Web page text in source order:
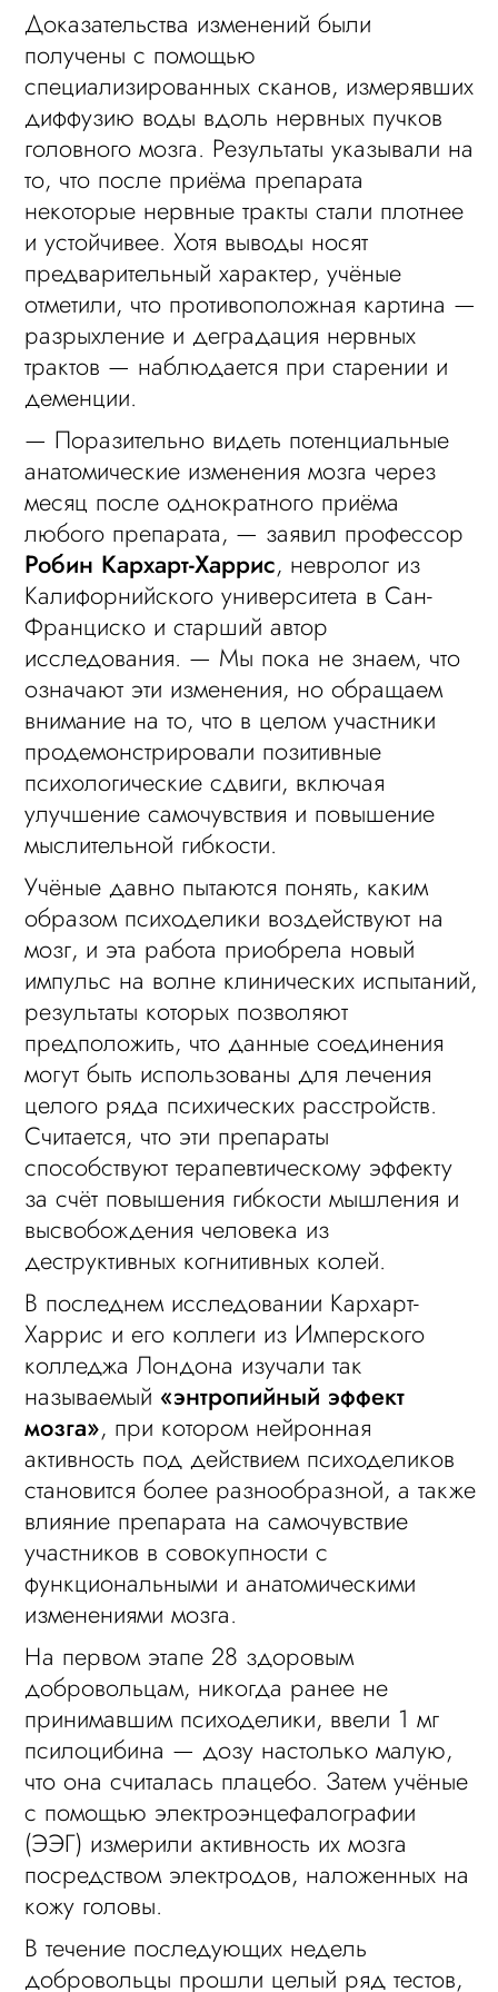
Доказательства изменений были
получены с помощью
специализированных сканов, измерявших
диффузию воды вдоль нервных пучков
головного мозга. Результаты указывали на
то, что после приёма препарата
некоторые нервные тракты стали плотнее
и устойчивее. Хотя выводы носят
предварительный характер, учёные
отметили, что противоположная картина —
разрыхление и деградация нервных
трактов — наблюдается при старении и
деменции.
— Поразительно видеть потенциальные
анатомические изменения мозга через
месяц после однократного приёма
любого препарата, — заявил профессор
Робин Кархарт-Харрис, невролог из
Калифорнийского университета в Сан-
Франциско и старший автор
исследования. — Мы пока не знаем, что
означают эти изменения, но обращаем
внимание на то, что в целом участники
продемонстрировали позитивные
психологические сдвиги, включая
улучшение самочувствия и повышение
мыслительной гибкости.
Учёные давно пытаются понять, каким
образом психоделики воздействуют на
мозг, и эта работа приобрела новый
импульс на волне клинических испытаний,
результаты которых позволяют
предположить, что данные соединения
могут быть использованы для лечения
целого ряда психических расстройств.
Считается, что эти препараты
способствуют терапевтическому эффекту
за счёт повышения гибкости мышления и
высвобождения человека из
деструктивных когнитивных колей.
В последнем исследовании Кархарт-
Харрис и его коллеги из Имперского
колледжа Лондона изучали так
называемый «энтропийный эффект
мозга», при котором нейронная
активность под действием психоделиков
становится более разнообразной, а также
влияние препарата на самочувствие
участников в совокупности с
функциональными и анатомическими
изменениями мозга.
На первом этапе 28 здоровым
добровольцам, никогда ранее не
принимавшим психоделики, ввели 1 мг
псилоцибина — дозу настолько малую,
что она считалась плацебо. Затем учёные
с помощью электроэнцефалографии
(ЭЭГ) измерили активность их мозга
посредством электродов, наложенных на
кожу головы.
В течение последующих недель
добровольцы прошли целый ряд тестов,